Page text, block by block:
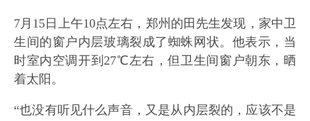
7月15日上午10点左右，郑州的田先生发现，家中卫
生间的窗户内层玻璃裂成了蜘蛛网状。他表示，当
时室内空调开到27℃左右，但卫生间窗户朝东，晒
着太阳。
“也没有听见什么声音，又是从内层裂的，应该不是